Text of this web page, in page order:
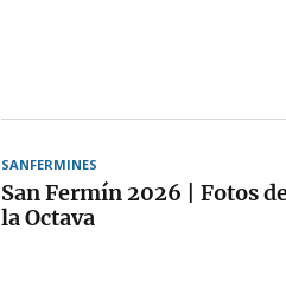
SANFERMINES
San Fermín 2026 | Fotos
la Octava